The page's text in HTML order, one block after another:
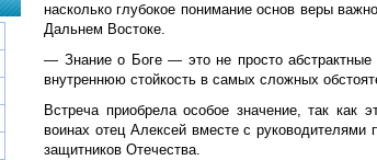
насколько глубокое понимание основ веры
Дальнем Востоке.
— Знание о Боге — это не просто абстрактные
внутреннюю стойкость в самых сложных
Встреча приобрела особое значение, так
воинах отец Алексей вместе с
защитников Отечества.